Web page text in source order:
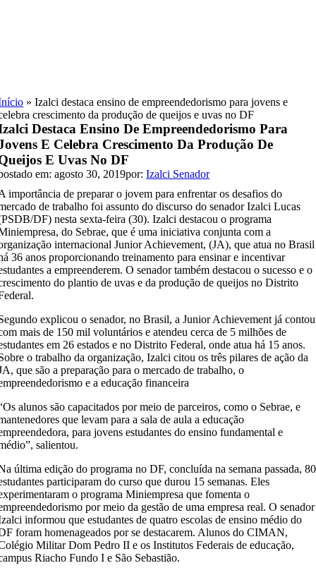
»Izalci destaca ensino de empreendedorismo para jovens e
crescimento da produção de queijos e uvas no DF
Destaca Ensino De Empreendedorismo Para
E Celebra Crescimento Da Produção De
E Uvas No DF
em: agosto 30, 2019por:Izalci Senador
importância de preparar o jovem para enfrentar os desafios do
de trabalho foi assunto do discurso do senador Izalci Lucas
DF) nesta sexta-feira (30). Izalci destacou o programa
do Sebrae, que é uma iniciativa conjunta com a
internacional Junior Achievement, (JA), que atua no Brasil
36 anos proporcionando treinamento para ensinar e incentivar
a empreenderem. O senador também destacou o sucesso e o
do plantio de uvas e da produção de queijos no Distrito
explicou o senador, no Brasil, a Junior Achievement já contou
mais de 150 mil voluntários e atendeu cerca de 5 milhões de
em 26 estados e no Distrito Federal, onde atua há 15 anos.
o trabalho da organização, Izalci citou os três pilares de ação da
que são a preparação para o mercado de trabalho, o
e a educação financeira
alunos são capacitados por meio de parceiros, como o Sebrae, e
que levam para a sala de aula a educação
para jovens estudantes do ensino fundamental e
salientou.
última edição do programa no DF, concluída na semana passada, 80
participaram do curso que durou 15 semanas. Eles
o programa Miniempresa que fomenta o
por meio da gestão de uma empresa real. O senador
informou que estudantes de quatro escolas de ensino médio do
foram homenageados por se destacarem. Alunos do CIMAN,
Militar Dom Pedro II e os Institutos Federais de educação,
Riacho Fundo I e São Sebastião.